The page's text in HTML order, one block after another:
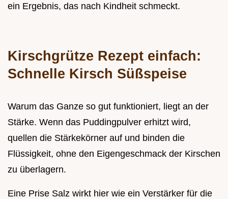
ein Ergebnis, das nach Kindheit schmeckt.
Kirschgrütze Rezept einfach:
Schnelle Kirsch Süßspeise
Warum das Ganze so gut funktioniert, liegt an der
Stärke. Wenn das Puddingpulver erhitzt wird,
quellen die Stärkekörner auf und binden die
Flüssigkeit, ohne den Eigengeschmack der Kirschen
zu überlagern.
Eine Prise Salz wirkt hier wie ein Verstärker für die